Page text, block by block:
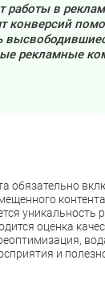
работы в
конверсий
рекламные
обязательно
уникальность
оценка
и